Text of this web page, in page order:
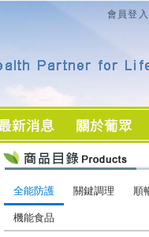
會員登入
全能防護 關鍵調理 順
機能食品